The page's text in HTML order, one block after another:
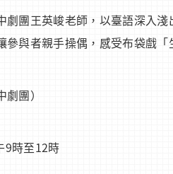
劇團王英峻老師，以臺語深入
參與者親手操偶，感受布袋戲
團）
9時至12時